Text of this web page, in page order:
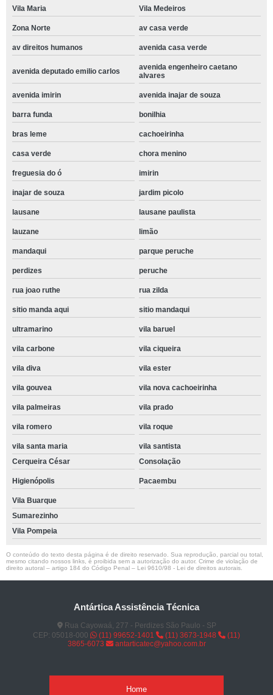
Vila Maria Vila Medeiros
Zona Norte av casa verde
av direitos humanos avenida casa verde
avenida deputado emilio carlos
avenida engenheiro caetano
alvares
avenida imirin avenida inajar de souza
barra funda bonilhia
bras leme cachoeirinha
casa verde chora menino
freguesia do ó imirin
inajar de souza jardim picolo
lausane lausane paulista
lauzane limão
mandaqui parque peruche
perdizes peruche
rua joao ruthe rua zilda
sitio manda aqui sitio mandaqui
ultramarino vila baruel
vila carbone vila ciqueira
vila diva vila ester
vila gouvea vila nova cachoeirinha
vila palmeiras vila prado
vila romero vila roque
vila santa maria
vila santista
Cerqueira César
Consolação
Higienópolis Pacaembu
Vila Buarque
Sumarezinho
Vila Pompeia
O conteúdo do texto desta página é de direito reservado. Sua reprodução, parcial ou total,
mesmo citando nossos links, é proibida sem a autorização do autor. Crime de violação de
direito autoral – artigo 184 do Código Penal – Lei 9610/98 - Lei de direitos autorais
Antártica Assistência Técnica
Rua Cayowaá, 277 - Perdizes São Paulo - SP
CEP: 05018-000
(11) 99652-1401 (11) 3673-1948
(11)
3865-6073
antarticatec@yahoo.com.br
Home